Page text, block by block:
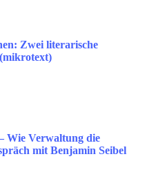
Zwei literarische
Wie Verwaltung die
mit Benjamin Seibel